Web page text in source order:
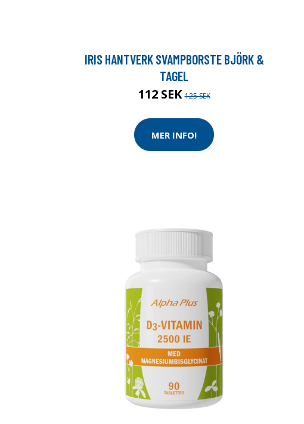
IRIS HANTVERK SVAMPBORSTE BJÖRK &
TAGEL
112 SEK125 SEK
MER INFO!